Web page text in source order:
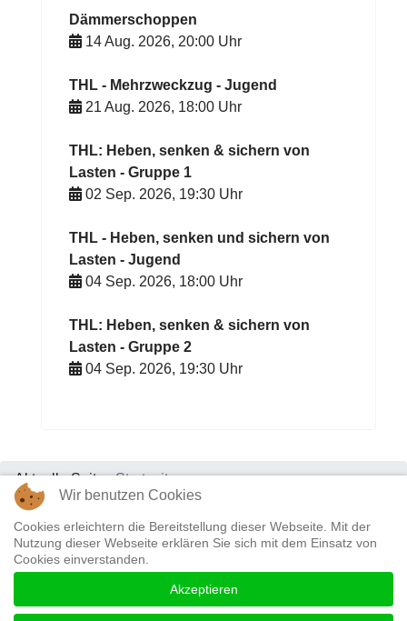
Dämmerschoppen
14 Aug. 2026, 20:00 Uhr
THL - Mehrzweckzug - Jugend
21 Aug. 2026, 18:00 Uhr
THL: Heben, senken & sichern von
Lasten - Gruppe 1
02 Sep. 2026, 19:30 Uhr
THL - Heben, senken und sichern von
Lasten - Jugend
04 Sep. 2026, 18:00 Uhr
THL: Heben, senken & sichern von
Lasten - Gruppe 2
04 Sep. 2026, 19:30 Uhr
Aktuelle Seite:Startseite
Datenschutz & Impressum|Kontakt
Wir benutzen Cookies
Cookies erleichtern die Bereitstellung dieser Webseite. Mit der
Nutzung dieser Webseite erklären Sie sich mit dem Einsatz von
Cookies einverstanden.
Akzeptieren